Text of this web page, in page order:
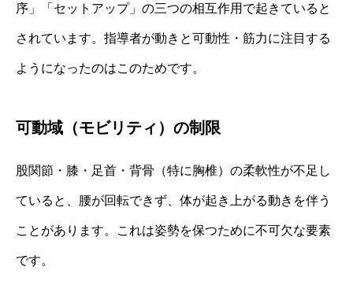
序」「セットアップ」の三つの相互作用で起きていると
されています。指導者が動きと可動性・筋力に注目する
ようになったのはこのためです。
可動域（モビリティ）の制限
股関節・膝・足首・背骨（特に胸椎）の柔軟性が不足し
ていると、腰が回転できず、体が起き上がる動きを伴う
ことがあります。これは姿勢を保つために不可欠な要素
です。